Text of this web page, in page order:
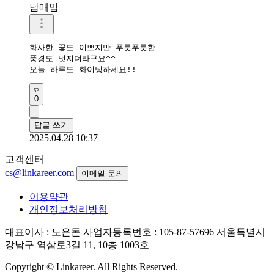
남매맘
화사한 꽃도 이쁘지만 푸릇푸릇한
풍경도 멋지더라구요^^
오늘 하루도 화이팅하세요!!
0
답글 쓰기
2025.04.28 10:37
고객센터
cs@linkareer.com
이메일 문의
이용약관
개인정보처리방침
대표이사 : 노은돈 사업자등록번호 : 105-87-57696 서울특별시
강남구 역삼로3길 11, 10층 1003호
Copyright © Linkareer. All Rights Reserved.